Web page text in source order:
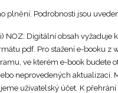
Podrobnosti jsou
NOZ: Digitální obsah
pdf. Pro stažení e-booku z
ve kterém e-book budete
neprovedených aktualizací.
uživatelský účet. K